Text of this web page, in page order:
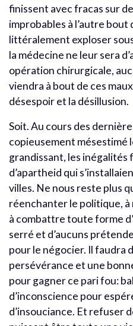
finissent avec fracas sur
improbables à l’autre bout
littéralement exploser
la médecine ne leur sera
opération chirurgicale,
viendra à bout de ces
désespoir et la désillusion.
Soit. Au cours des
copieusement mésestimé
grandissant, les inégalités
d’apartheid qui
villes. Ne nous reste plus
réenchanter le politique,
à combattre toute forme
serré et d’aucuns
pour le négocier. Il faudra
persévérance et une
pour gagner ce pari fou:
d’inconscience pour
d’insouciance. Et refuser